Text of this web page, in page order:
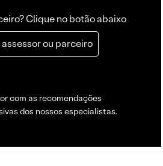
Clique no botão abaixo
assessor ou parceiro
com as recomendações
dos nossos especialistas.